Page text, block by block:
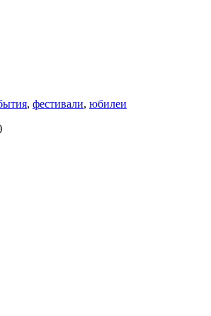
, фестивали, юбилеи